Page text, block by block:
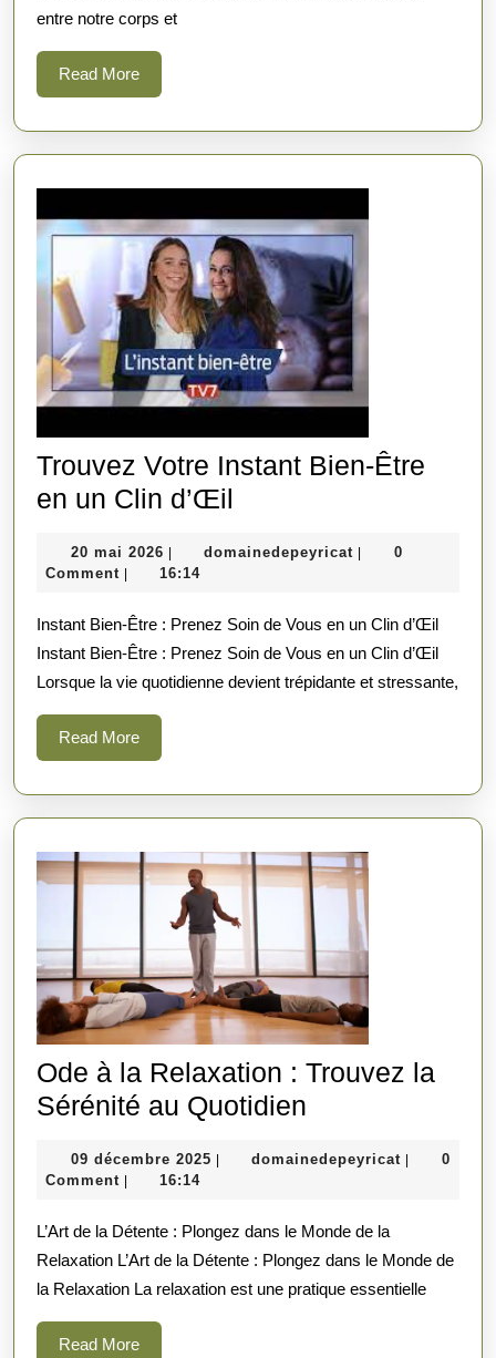
en
entre notre corps et
Read MoreRead
More
Trouvez Votre Instant Bien-Être
en un Clin d’Œil
Instant
Être
en
un
20 mai 2026 20
mai
| domainedepeyricat |
0
Comment | 16:14
Instant Bien-Être : Prenez Soin de Vous en un Clin d’Œil
Instant Bien-Être : Prenez Soin de Vous en un Clin d’Œil
Lorsque la vie quotidienne devient trépidante et stressante,
Read MoreRead
More
Ode à la Relaxation : Trouvez la
Sérénité au Quotidien
la
:
Trouvez
la
09 décembre 2025 09| domainedepeyricat |
0
Comment | 16:14
L’Art de la Détente : Plongez dans le Monde de la
Relaxation L’Art de la Détente : Plongez dans le Monde de
la Relaxation La relaxation est une pratique essentielle
Read MoreRead